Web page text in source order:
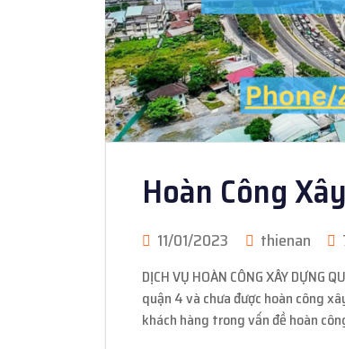
Hoàn Công
11/01/2023 thienan
DỊCH VỤ HOÀN CÔNG XÂY
quận 4 và chưa được hoàn công
khách hàng trong vấn đề hoàn